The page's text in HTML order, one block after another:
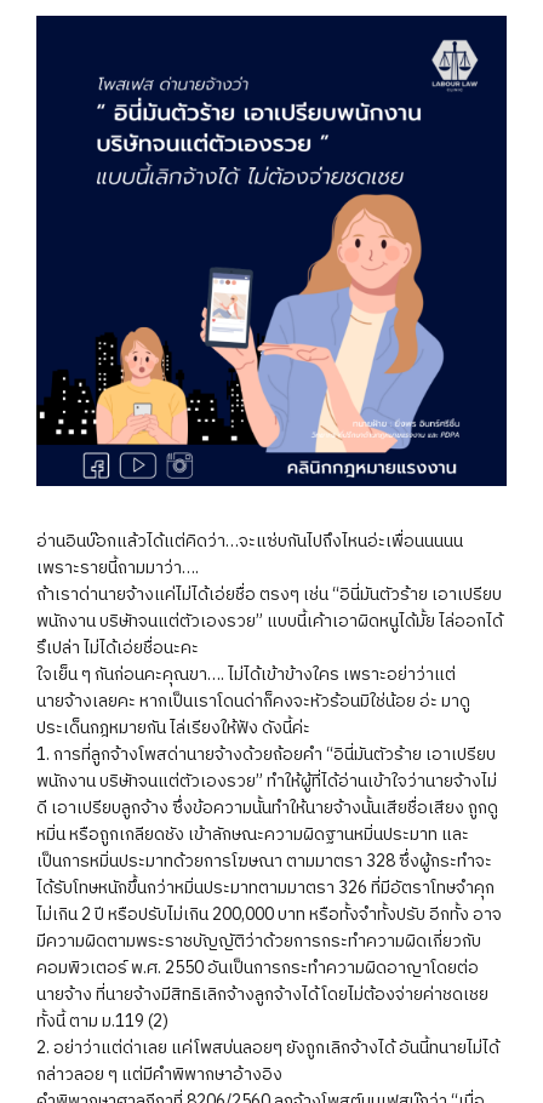
อ่านอินบ๊อกแล้วได้แต่คิดว่า…จะแซ่บกันไปถึงไหนอ่ะเพื่อนนนนน
เพราะรายนี้ถามมาว่า….
ถ้าเราด่านายจ้างแค่ไม่ได้เอ่ยชื่อ ตรงๆ เช่น “อินี่มันตัวร้าย เอาเปรียบ
พนักงาน บริษัทจนแต่ตัวเองรวย” แบบนี้เค้าเอาผิดหนูได้มั้ย ไล่ออกได้
รึเปล่า ไม่ได้เอ่ยชื่อนะคะ
ใจเย็น ๆ กันก่อนคะคุณขา…. ไม่ได้เข้าข้างใคร เพราะอย่าว่าแต่
นายจ้างเลยคะ หากเป็นเราโดนด่าก็คงจะหัวร้อนมิใช่น้อย อ่ะ มาดู
ประเด็นกฎหมายกัน ไล่เรียงให้ฟัง ดังนี้ค่ะ
1. การที่ลูกจ้างโพสด่านายจ้างด้วยถ้อยคำ “อินี่มันตัวร้าย เอาเปรียบ
พนักงาน บริษัทจนแต่ตัวเองรวย” ทำให้ผู้ที่ได้อ่านเข้าใจว่านายจ้างไม่
ดี เอาเปรียบลูกจ้าง ซึ่งข้อความนั้นทำให้นายจ้างนั้นเสียชื่อเสียง ถูกดู
หมิ่น หรือถูกเกลียดชัง เข้าลักษณะความผิดฐานหมิ่นประมาท และ
เป็นการหมิ่นประมาทด้วยการโฆษณา ตามมาตรา 328 ซึ่งผู้กระทำจะ
ได้รับโทษหนักขึ้นกว่าหมิ่นประมาทตามมาตรา 326 ที่มีอัตราโทษจำคุก
ไม่เกิน 2 ปี หรือปรับไม่เกิน 200,000 บาท หรือทั้งจำทั้งปรับ อีกทั้ง อาจ
มีความผิดตามพระราชบัญญัติว่าด้วยการกระทำความผิดเกี่ยวกับ
คอมพิวเตอร์ พ.ศ. 2550 อันเป็นการกระทำความผิดอาญาโดยต่อ
นายจ้าง ที่นายจ้างมีสิทธิเลิกจ้างลูกจ้างได้โดยไม่ต้องจ่ายค่าชดเชย
ทั้งนี้ ตาม ม.119 (2)
2. อย่าว่าแต่ด่าเลย แค่โพสบ่นลอยๆ ยังถูกเลิกจ้างได้ อันนี้ทนายไม่ได้
กล่าวลอย ๆ แต่มีคำพิพากษาอ้างอิง